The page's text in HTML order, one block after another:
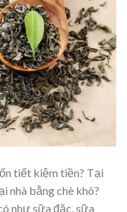
tiết kiệm tiền? Tại
nhà bằng chè khô?
như sữa đặc, sữa